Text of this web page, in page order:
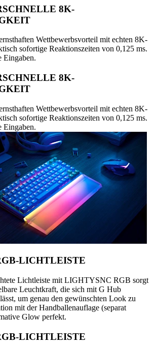
8K-
Wettbewerbsvorteil mit echten 8K-
sofortige Reaktionszeiten von 0,125 ms.
Eingaben.
8K-
Wettbewerbsvorteil mit echten 8K-
sofortige Reaktionszeiten von 0,125 ms.
Eingaben.
LICHTLEISTE
Lichtleiste mit LIGHTYSNC RGB sorgt
Leuchtkraft, die sich mit G Hub
um genau den gewünschten Look zu
mit der Handballenauflage (separat
Glow perfekt.
LICHTLEISTE